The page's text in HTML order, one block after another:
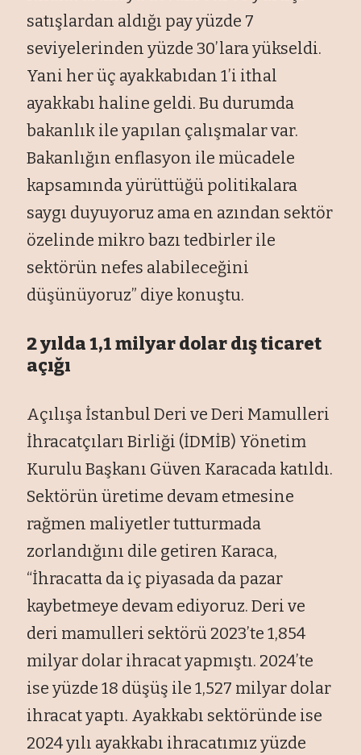
satışlardan aldığı pay yüzde 7
seviyelerinden yüzde 30’lara yükseldi.
Yani her üç ayakkabıdan 1’i ithal
ayakkabı haline geldi. Bu durumda
bakanlık ile yapılan çalışmalar var.
Bakanlığın enflasyon ile mücadele
kapsamında yürüttüğü politikalara
saygı duyuyoruz ama en azından sektör
özelinde mikro bazı tedbirler ile
sektörün nefes alabileceğini
düşünüyoruz” diye konuştu.
2 yılda 1,1 milyar dolar dış ticaret
açığı
Açılışa İstanbul Deri ve Deri Mamulleri
İhracatçıları Birliği (İDMİB) Yönetim
Kurulu Başkanı Güven Karacada katıldı.
Sektörün üretime devam etmesine
rağmen maliyetler tutturmada
zorlandığını dile getiren Karaca,
“İhracatta da iç piyasada da pazar
kaybetmeye devam ediyoruz. Deri ve
deri mamulleri sektörü 2023’te 1,854
milyar dolar ihracat yapmıştı. 2024’te
ise yüzde 18 düşüş ile 1,527 milyar dolar
ihracat yaptı. Ayakkabı sektöründe ise
2024 yılı ayakkabı ihracatımız yüzde